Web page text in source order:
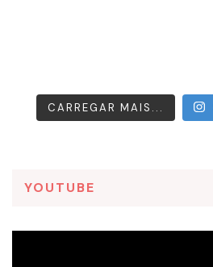
CARREGAR MAIS...
YOUTUBE